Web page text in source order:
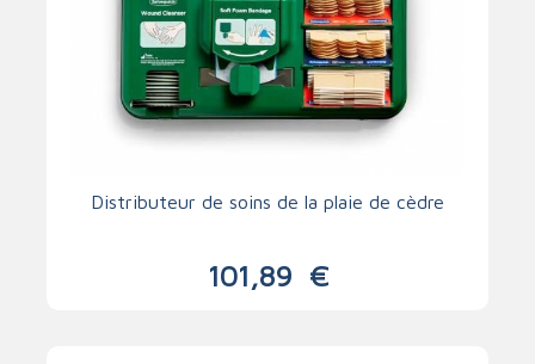
Distributeur de soins de la plaie de cèdre
101,89 €